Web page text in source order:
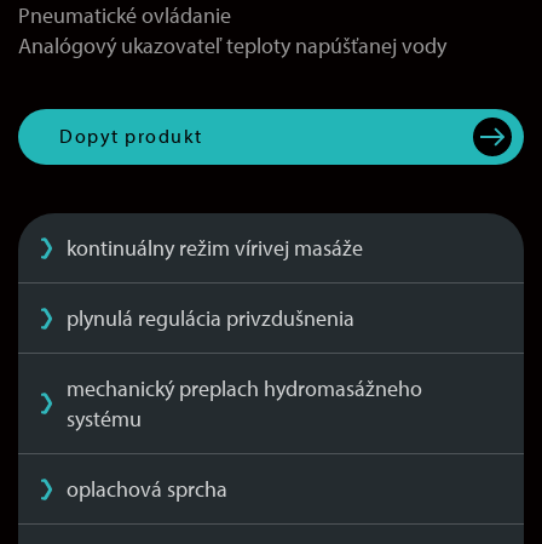
Pneumatické ovládanie
Analógový ukazovateľ teploty napúšťanej vody
Dopyt produkt
kontinuálny režim vírivej masáže
plynulá regulácia privzdušnenia
mechanický preplach hydromasážneho
systému
oplachová sprcha